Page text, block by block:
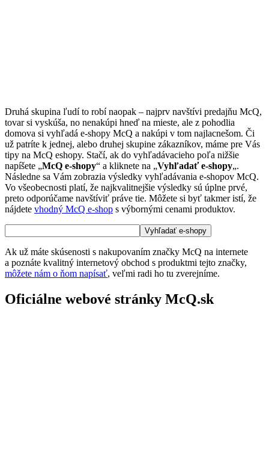
Druhá skupina ľudí to robí naopak – najprv navštívi predajňu McQ,
tovar si vyskúša, no nenakúpi hneď na mieste, ale z pohodlia
domova si vyhľadá e-shopy McQ a nakúpi v tom najlacnešom. Či
už patríte k jednej, alebo druhej skupine zákazníkov, máme pre Vás
tipy na McQ eshopy. Stačí, ak do vyhľadávacieho poľa nižšie
napíšete „McQ e-shopy“ a kliknete na „Vyhľadať e-shopy„.
Následne sa Vám zobrazia výsledky vyhľadávania e-shopov McQ.
Vo všeobecnosti platí, že najkvalitnejšie výsledky sú úplne prvé,
preto odporúčame navštíviť práve tie. Môžete si byť takmer istí, že
nájdete vhodný McQ e-shop s výbornými cenami produktov.
Ak už máte skúsenosti s nakupovaním značky McQ na internete
a poznáte kvalitný internetový obchod s produktmi tejto značky,
môžete nám o ňom napísať, veľmi radi ho tu zverejníme.
Oficiálne webové stránky McQ.sk